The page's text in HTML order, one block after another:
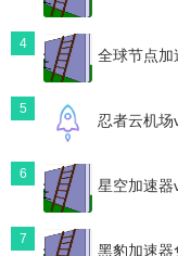
4
全球节点加
5
忍者云机场
6
星空加速器
7
黑豹加速器